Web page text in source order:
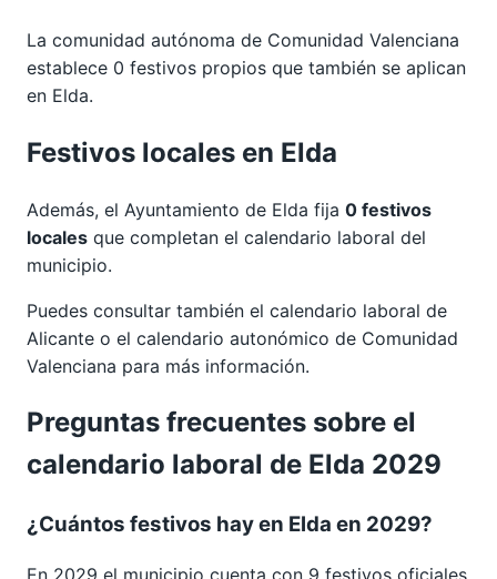
La comunidad autónoma de Comunidad Valenciana
establece 0 festivos propios que también se aplican
en Elda.
Festivos locales en Elda
Además, el Ayuntamiento de Elda fija 0 festivos
locales que completan el calendario laboral del
municipio.
Puedes consultar también el calendario laboral de
Alicante o el calendario autonómico de Comunidad
Valenciana para más información.
Preguntas frecuentes sobre el
calendario laboral de Elda 2029
¿Cuántos festivos hay en Elda en 2029?